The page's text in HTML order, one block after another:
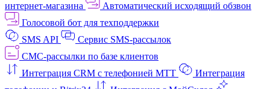
интернет‑магазина
Автоматический исходящий обзвон
Голосовой бот для техподдержки
SMS API
Сервис SMS-рассылок
СМС-рассылки по базе клиентов
Интеграция CRM с телефонией МТТ
Интеграция